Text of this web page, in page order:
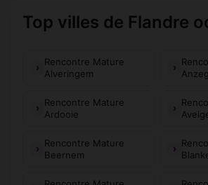
Top villes de Flandre
Rencontre Mature
Alveringem
Rencontre Mature
Ardooie
Rencontre Mature
Beernem